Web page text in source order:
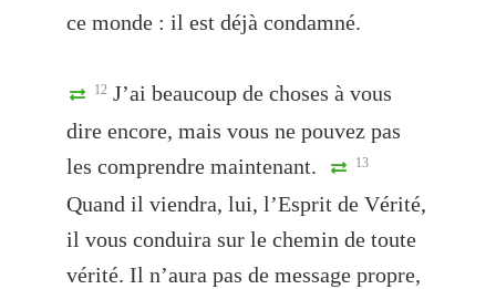
ce monde : il est déjà condamné.
12 J’ai beaucoup de choses à vous
dire encore, mais vous ne pouvez pas
les comprendre maintenant.
13
Quand il viendra, lui, l’Esprit de Vérité,
il vous conduira sur le chemin de toute
vérité. Il n’aura pas de message propre,